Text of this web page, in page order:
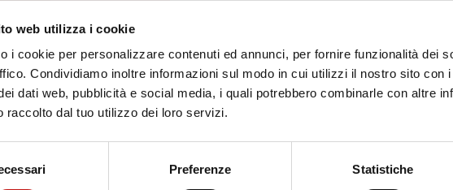
web utilizza i cookie
i cookie per personalizzare contenuti ed annunci, per fornire funzionalità dei
Condividiamo inoltre informazioni sul modo in cui utilizzi il nostro sito con
dati web, pubblicità e social media, i quali potrebbero combinarle con altre
raccolto dal tuo utilizzo dei loro servizi.
Preferenze Statistiche